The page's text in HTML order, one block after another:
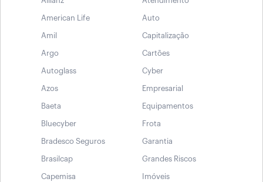
American Life
Amil
Argo
Autoglass
Azos
Baeta
Bluecyber
Bradesco Seguros
Brasilcap
Capemisa
Auto
Capitalização
Cartões
Cyber
Empresarial
Equipamentos
Frota
Garantia
Grandes Riscos
Imóveis